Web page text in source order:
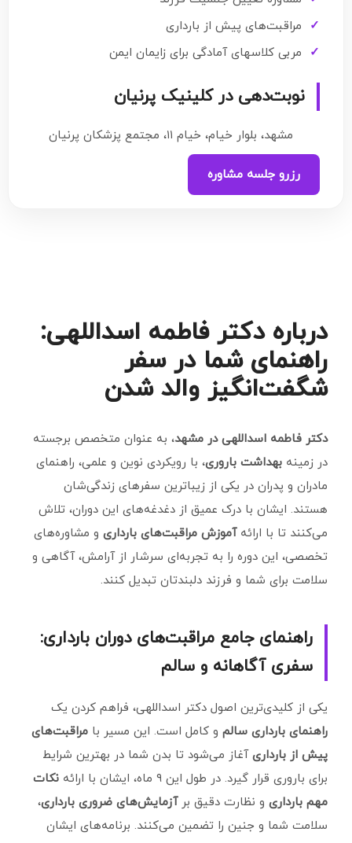
مراقبت‌های پیش از بارداری
مربی کلاسهای آمادگی برای زایمان ایمن
نوبت‌دهی در کلینیک پرنیان
مشهد، بلوار خیام، خیام ۱۱، مجتمع پزشکان پرنیان
رزرو جلسه مشاوره
درباره دکتر فاطمه اسداللهی:
راهنمای شما در سفر
شگفت‌انگیز والد شدن
دکتر فاطمه اسداللهی در مشهد، به عنوان متخصص برجسته
در زمینهبهداشت باروری، با رویکردی نوین و علمی، راهنمای
مادران و پدران در یکی از زیباترین سفرهای زندگی‌شان
هستند. ایشان با درک عمیق از دغدغه‌های این دوران، تلاش
می‌کنند تا با ارائهآموزش مراقبت‌های بارداری و مشاوره‌های
تخصصی، این دوره را به تجربه‌ای سرشار از آرامش، آگاهی و
سلامت برای شما و فرزند دلبندتان تبدیل کنند.
راهنمای جامع مراقبت‌های دوران بارداری:
سفری آگاهانه و سالم
یکی از کلیدی‌ترین اصول دکتر اسداللهی، فراهم کردن یک
راهنمای بارداری سالم و کامل است. این مسیر بامراقبت‌های
پیش از بارداریآغاز می‌شود تا بدن شما در بهترین شرایط
برای باروری قرار گیرد. در طول این ۹ ماه، ایشان با ارائه
نکات
مهم بارداری و نظارت دقیق برآزمایش‌های ضروری بارداری،
سلامت شما و جنین را تضمین می‌کنند. برنامه‌های ایشان